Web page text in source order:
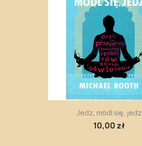
Jedz, módl się, jedz
10,00 zł